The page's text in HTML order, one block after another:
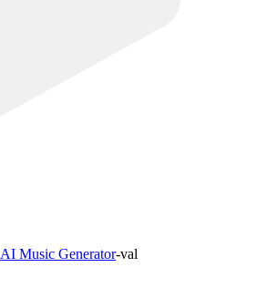
AI Music Generator-val